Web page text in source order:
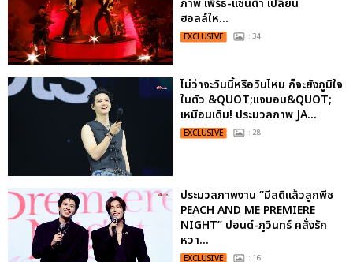
ภาพ เพิร์ธ-แซนต้า เปลี่ยน
ฮอลล์ให...
EXCLUSIVE : 34
ไม่ว่าจะวันนี้หรือวันไหน ก็จะยังภูมิใจ
ในตัว &QUOT;แจบอม&QUOT;
เหมือนเดิม! ประมวลภาพ JA...
EXCLUSIVE : 28
ประมวลภาพงาน “มีสติแล้วลูกพีช
PEACH AND ME PREMIERE
NIGHT” ปอนด์-ภูวินทร์ คลั่งรัก
หวา...
EXCLUSIVE : 16